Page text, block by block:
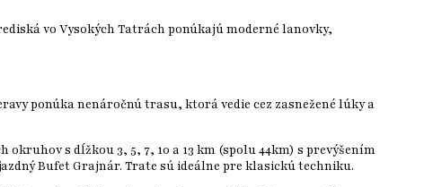
vo Vysokých Tatrách ponúkajú moderné lanovky,
ponúka nenáročnú trasu, ktorá vedie cez zasnežené lúky a
s dĺžkou 3, 5, 7, 10 a 13 km (spolu 44km) s prevýšením
Bufet Grajnár. Trate sú ideálne pre klasickú techniku.